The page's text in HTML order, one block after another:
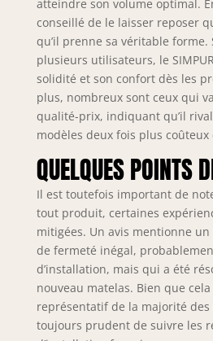
atteindre son volume optimal.
conseillé de le laisser reposer
qu’il prenne sa véritable forme.
plusieurs utilisateurs, le
solidité et son confort dès les
plus, nombreux sont ceux qui
qualité-prix, indiquant qu’il
modèles deux fois plus coûteux
QUELQUES POINTS
Il est toutefois important de
tout produit, certaines
mitigées. Un avis mentionne
de fermeté inégal,
d’installation, mais qui a été
nouveau matelas. Bien que
représentatif de la majorité
toujours prudent de suivre les